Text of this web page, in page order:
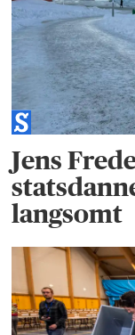
Jens
langsomt